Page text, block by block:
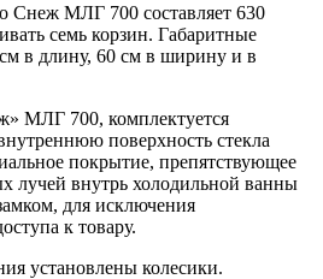
Снеж МЛГ 700 составляет 630
семь корзин. Габаритные
в длину, 60 см в ширину и в
МЛГ 700, комплектуется
поверхность стекла
покрытие, препятствующее
лучей внутрь холодильной ванны
для исключения
к товару.
установлены колесики.